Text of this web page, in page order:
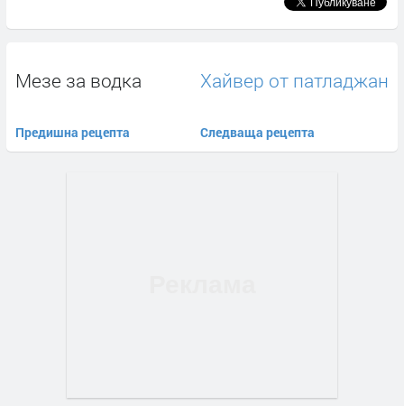
Мезе за водка
Предишна рецепта
Хайвер от патладжан
Следваща рецепта